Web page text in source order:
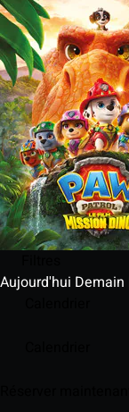
Aujourd'hui Demain